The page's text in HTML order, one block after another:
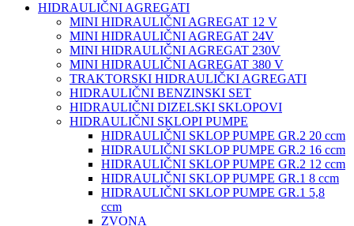
HIDRAULIČNI AGREGATI
MINI HIDRAULIČNI AGREGAT 12 V
MINI HIDRAULIČNI AGREGAT 24V
MINI HIDRAULIČNI AGREGAT 230V
MINI HIDRAULIČNI AGREGAT 380 V
TRAKTORSKI HIDRAULIČKI AGREGATI
HIDRAULIČNI BENZINSKI SET
HIDRAULIČNI DIZELSKI SKLOPOVI
HIDRAULIČNI SKLOPI PUMPE
HIDRAULIČNI SKLOP PUMPE GR.2 20 ccm
HIDRAULIČNI SKLOP PUMPE GR.2 16 ccm
HIDRAULIČNI SKLOP PUMPE GR.2 12 ccm
HIDRAULIČNI SKLOP PUMPE GR.1 8 ccm
HIDRAULIČNI SKLOP PUMPE GR.1 5,8
ccm
ZVONA